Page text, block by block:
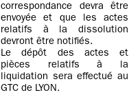
correspondance devra être
envoyée et que les actes
relatifs à la dissolution
devront être notifiés.
Le dépôt des actes et
pièces relatifs à la
liquidation sera effectué au
GTC de LYON.